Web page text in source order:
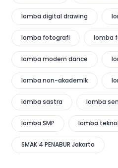
lomba digital drawing
lomba fotografi lomba
lomba modern dance
lomba non-akademik
lomba sastra lomba
lomba SMP lomba
SMAK 4 PENABUR Jakarta